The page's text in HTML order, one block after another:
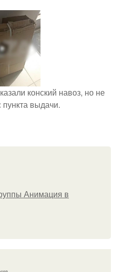
конский навоз, но не
пункта выдачи.
Анимация в